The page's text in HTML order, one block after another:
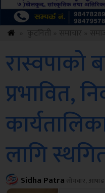
रास्वपाको
प्रभावित,
लागि
Sidha Patraसोमबार,